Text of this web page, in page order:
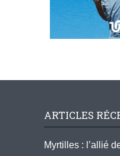
ARTICLES
Myrtilles : l’allié